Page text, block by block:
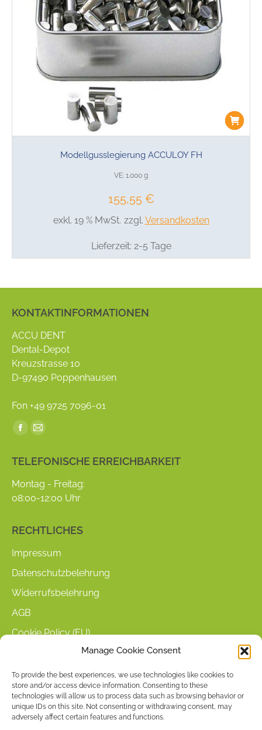
Manage Cookie Consent
To provide the best experiences, we use technologies like cookies to
store and/or access device information. Consenting to these
technologies will allow us to process data such as browsing behavior or
unique IDs on this site. Not consenting or withdrawing consent, may
adversely affect certain features and functions.
Modellgusslegierung ACCULOY FH
VE: 1.000 g
155,55 €
exkl. 19 % MwSt. zzgl. Versandkosten
Lieferzeit: 2-5 Tage
KONTAKTINFORMATIONEN
ACCU DENT
Dental-Depot
Kreuzstrasse 10
D-97490 Poppenhausen
Fon +49 9725 7096-01
Find us on:
Facebook
opens
in
new
Mail
opens
in
new
TELEFONISCHE ERREICHBARKEIT
Montag - Freitag:
08:00-12:00 Uhr
RECHTLICHES
Impressum
Datenschutzbelehrung
Widerrufsbelehrung
AGB
Cookie Policy (EU)
Mein Konto
Warenkorb